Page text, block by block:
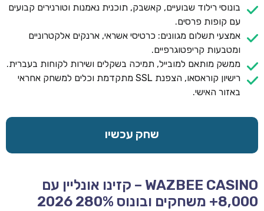
בונוסי רילוד שבועיים, קאשבק, תוכנית נאמנות וטורנירים קבועים
עם קופות פרסים.
אמצעי תשלום מגוונים: כרטיסי אשראי, ארנקים אלקטרוניים
ומטבעות קריפטוגרפיים.
ממשק מותאם למובייל, תמיכה בשקלים ושירות לקוחות בעברית.
רישיון קוראסאו, הצפנת SSL מתקדמת וכלים למשחק אחראי
באזור האישי.
שחק עכשיו
WAZBEE CASINO – קזינו אונליין עם
8,000+ משחקים ובונוס 280% 2026